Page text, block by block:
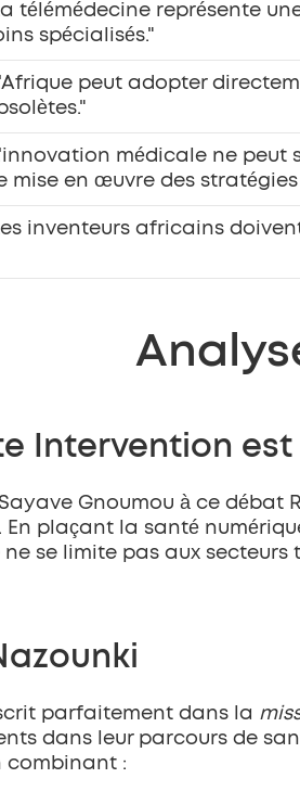
télémédecine représente
spécialisés."
peut adopter
médicale ne peut
mise en œuvre des
inventeurs africains
Intervention
Gnoumou à ce débat
plaçant la santé
se limite pas aux
parfaitement dans la
dans leur parcours de
combinant :